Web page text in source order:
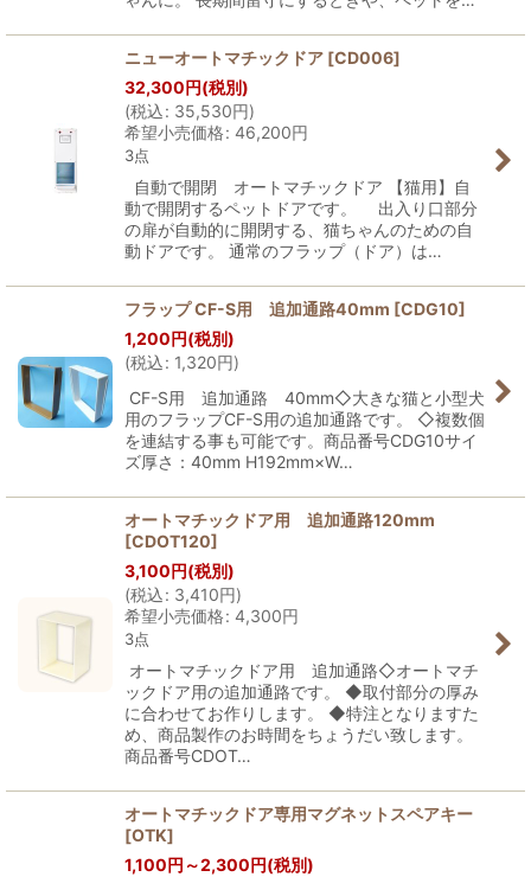
ニューオートマチックドア [CD006]
32,300円(税別)
(税込: 35,530円)
希望小売価格: 46,200円
3点
自動で開閉 オートマチックドア 【猫用】自
動で開閉するペットドアです。 出入り口部分
の扉が自動的に開閉する、猫ちゃんのための自
動ドアです。 通常のフラップ（ドア）は…
フラップ CF-S用 追加通路40mm [CDG10]
1,200円(税別)
(税込: 1,320円)
CF-S用 追加通路 40mm◇大きな猫と小型犬
用のフラップCF-S用の追加通路です。 ◇複数個
を連結する事も可能です。商品番号CDG10サイ
ズ厚さ：40mm H192mm×W…
オートマチックドア用 追加通路120mm
[CDOT120]
3,100円(税別)
(税込: 3,410円)
希望小売価格: 4,300円
3点
オートマチックドア用 追加通路◇オートマチ
ックドア用の追加通路です。 ◆取付部分の厚み
に合わせてお作りします。 ◆特注となりますた
め、商品製作のお時間をちょうだい致します。
商品番号CDOT…
オートマチックドア専用マグネットスペアキー
[OTK]
1,100円 ～2,300円(税別)